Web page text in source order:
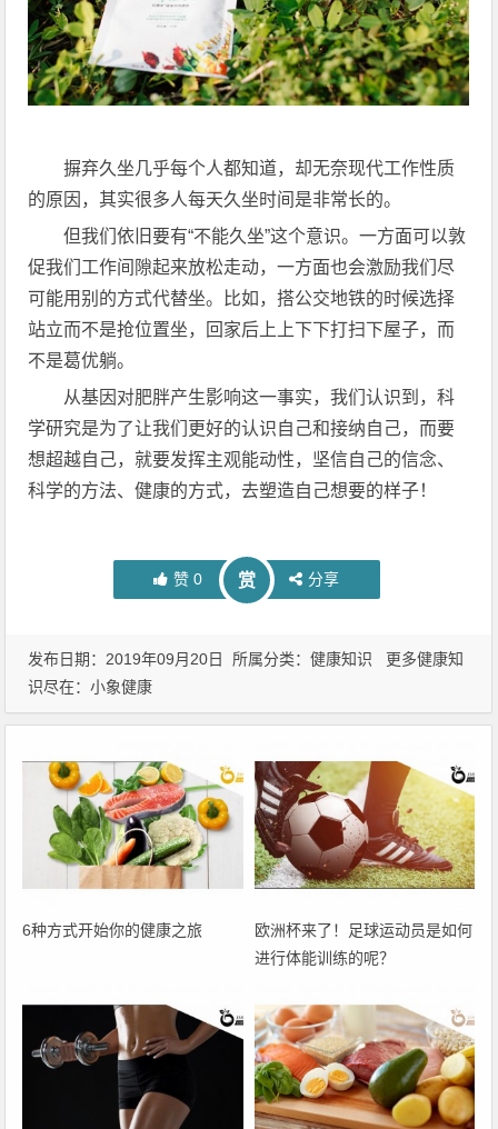
摒弃久坐几乎每个人都知道，却无奈现代工作性质
的原因，其实很多人每天久坐时间是非常长的。
但我们依旧要有“不能久坐”这个意识。一方面可以敦
促我们工作间隙起来放松走动，一方面也会激励我们尽
可能用别的方式代替坐。比如，搭公交地铁的时候选择
站立而不是抢位置坐，回家后上上下下打扫下屋子，而
不是葛优躺。
从基因对肥胖产生影响这一事实，我们认识到，科
学研究是为了让我们更好的认识自己和接纳自己，而要
想超越自己，就要发挥主观能动性，坚信自己的信念、
科学的方法、健康的方式，去塑造自己想要的样子！
赞 0 赏 分享
发布日期：2019年09月20日 所属分类：健康知识 更多健康知
识尽在：小象健康
6种方式开始你的健康之旅
欧洲杯来了！足球运动员是如何
进行体能训练的呢？